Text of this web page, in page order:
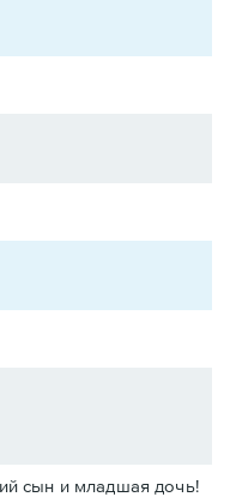
сын и младшая дочь!